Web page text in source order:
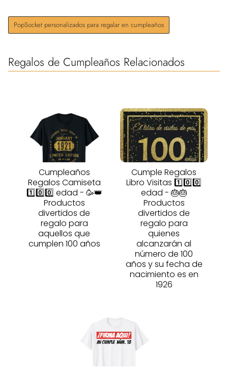
PopSocket personalizados para regalar en cumpleaños
Regalos de Cumpleaños Relacionados
Cumpleaños
Regalos Camiseta
1️⃣0️⃣0️⃣ edad - 🥳👑
Productos
divertidos de
regalo para
aquellos que
cumplen 100 años
Cumple Regalos
Libro Visitas 1️⃣0️⃣0️⃣
edad - 🎂🎂
Productos
divertidos de
regalo para
quienes
alcanzarán al
número de 100
años y su fecha de
nacimiento es en
1926